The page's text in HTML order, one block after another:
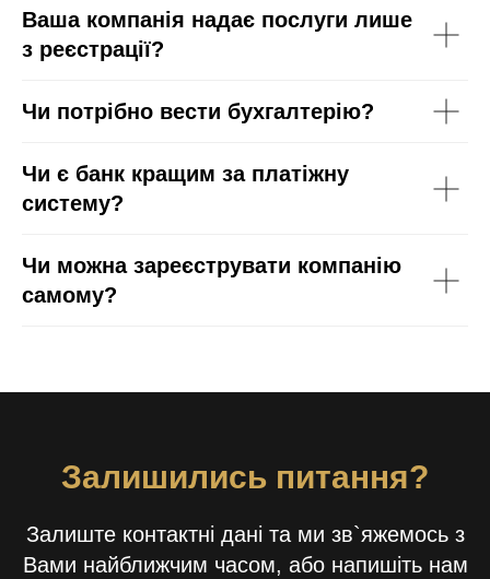
Ваша компанія надає послуги лише
з реєстрації?
Чи потрібно вести бухгалтерію?
Чи є банк кращим за платіжну
систему?
Чи можна зареєструвати компанію
самому?
Залишились питання?
Залиште контактні дані та ми зв`яжемось з
Вами найближчим часом, або напишіть нам